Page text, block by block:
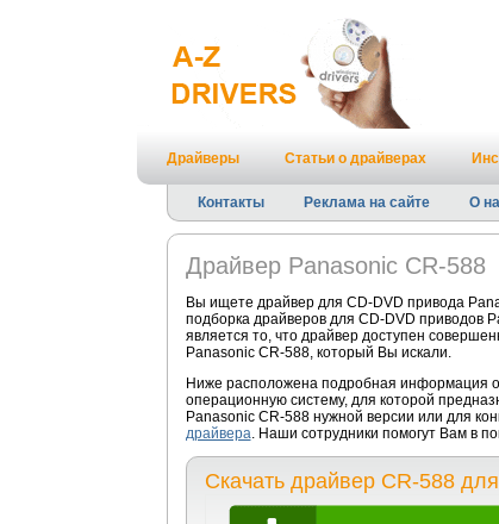
Драйверы Статьи о драйверах
Контакты Реклама на сайте О
Драйвер Panasonic CR-588
Вы ищете драйвер для CD-DVD привода
подборка драйверов для CD-DVD приводов
является то, что драйвер доступен
Panasonic CR-588, который Вы искали.
Ниже расположена подробная информация
операционную систему, для которой
Panasonic CR-588 нужной версии или для
драйвера. Наши сотрудники помогут Вам в
Скачать драйвер CR-588